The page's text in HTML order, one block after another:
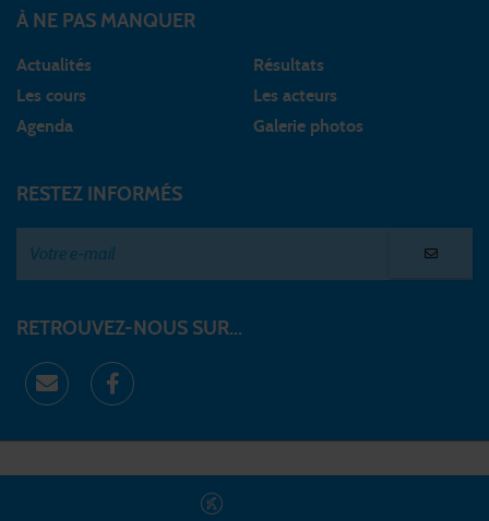
À NE PAS MANQUER
Actualités
Les cours
Agenda
Résultats
Les acteurs
Galerie photos
RESTEZ INFORMÉS
RETROUVEZ-NOUS SUR...